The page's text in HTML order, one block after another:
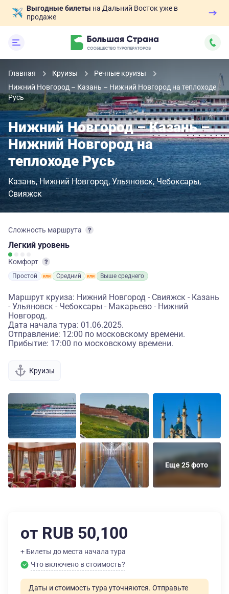
Выгодные билеты на Дальний Восток уже в
продаже
Главная Круизы
Речные круизы
Нижний Новгород – Казань – Нижний Новгород на теплоходе
Русь
Нижний Новгород – Казань –
Нижний Новгород на
теплоходе Русь
Казань Нижний Новгород Ульяновск Чебоксары
Свияжск
Сложность маршрута
Легкий уровень
Комфорт
Простой Средний Выше среднего
Маршрут круиза: Нижний Новгород - Свияжск - Казань
- Ульяновск - Чебоксары - Макарьево - Нижний
Новгород.
Дата начала тура: 01.06.2025.
Отправление: 12:00 по московскому времени.
Прибытие: 17:00 по московскому времени.
Круизы
Еще 25 фото
от RUB 50,100
+ Билеты до места начала тура
Что включено в стоимость?
Даты и стоимость тура уточняются. Отправьте